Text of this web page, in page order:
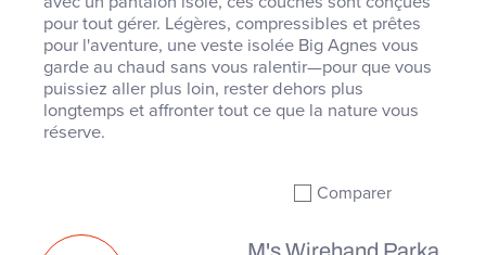
pour tout gérer. Légères, compressibles et prêtes
pour l'aventure, une veste isolée Big Agnes vous
garde au chaud sans vous ralentir—pour que vous
puissiez aller plus loin, rester dehors plus
longtemps et affronter tout ce que la nature vous
réserve.
Ajouter à la
Comparer